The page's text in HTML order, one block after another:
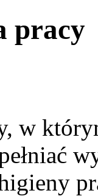
pracy
w